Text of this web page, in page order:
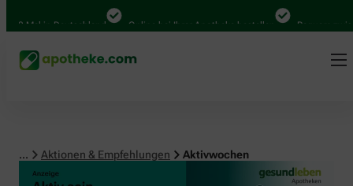
Mal in Deutschland Online bei Ihrer Apotheke bestellen Bequem
... Aktionen & Empfehlungen Aktivwochen